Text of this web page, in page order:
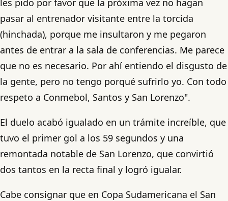
les pido por favor que la próxima vez no hagan
pasar al entrenador visitante entre la torcida
(hinchada), porque me insultaron y me pegaron
antes de entrar a la sala de conferencias. Me parece
que no es necesario. Por ahí entiendo el disgusto de
la gente, pero no tengo porqué sufrirlo yo. Con todo
respeto a Conmebol, Santos y San Lorenzo".
El duelo acabó igualado en un trámite increíble, que
tuvo el primer gol a los 59 segundos y una
remontada notable de San Lorenzo, que convirtió
dos tantos en la recta final y logró igualar.
Cabe consignar que en Copa Sudamericana el San